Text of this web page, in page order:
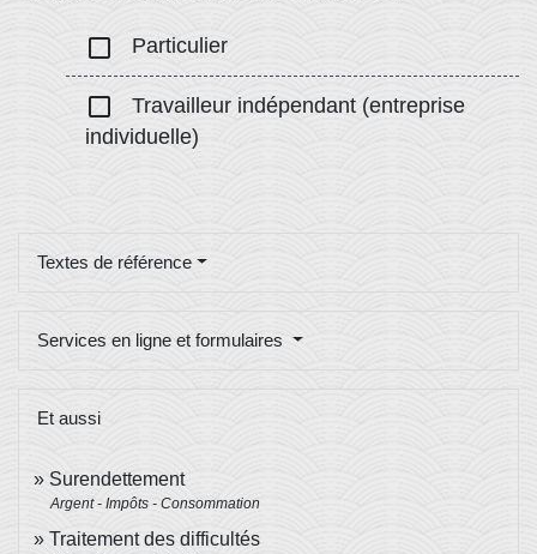
check_box_outline_blank Particulier
check_box_outline_blank
Travailleur indépendant (entreprise
individuelle)
Textes de référence
Services en ligne et formulaires
Et aussi
Surendettement
Argent - Impôts - Consommation
Traitement des difficultés